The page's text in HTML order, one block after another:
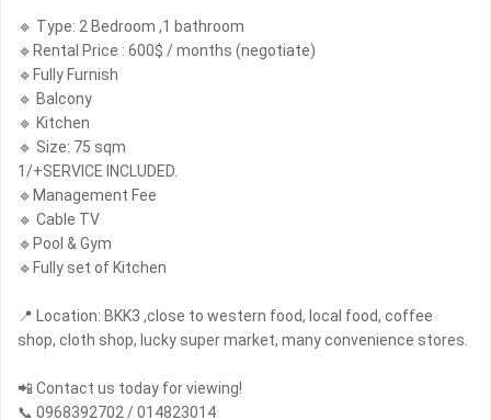
🔹 Type: 2 Bedroom ,1 bathroom
🔹Rental Price : 600$ / months (negotiate)
🔹Fully Furnish
🔹 Balcony
🔹 Kitchen
🔹 Size: 75 sqm
1/+SERVICE INCLUDED.
🔹Management Fee
🔹 Cable TV
🔹Pool & Gym
🔹Fully set of Kitchen
📍 Location: BKK3 ,close to western food, local food, coffee
shop, cloth shop, lucky super market, many convenience stores.
📲 Contact us today for viewing!
📞 0968392702 / 014823014